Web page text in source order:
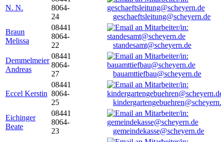
N. N.
8064-
24
geschaeftsleitung@scheyern.de
Braun
Melissa
08441
8064-
22
standesamt@scheyern.de
Demmelmeier
Andreas
08441
8064-
27
bauamttiefbau@scheyern.de
Eccel Kerstin
08441
8064-
25
Eichinger
Beate
08441
8064-
23
gemeindekasse@scheyern.de